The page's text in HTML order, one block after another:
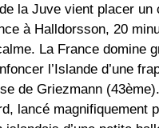
la Juve vient placer un
à Halldorsson, 20
La France domine
l’Islande d’une
de Griezmann
lancé magnifiquement